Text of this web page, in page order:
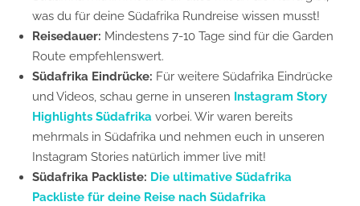
was du für deine Südafrika Rundreise wissen musst!
Reisedauer: Mindestens 7-10 Tage sind für die Garden
Route empfehlenswert.
Südafrika Eindrücke: Für weitere Südafrika Eindrücke
und Videos, schau gerne in unseren Instagram Story
Highlights Südafrika vorbei. Wir waren bereits
mehrmals in Südafrika und nehmen euch in unseren
Instagram Stories natürlich immer live mit!
Südafrika Packliste: Die ultimative Südafrika
Packliste für deine Reise nach Südafrika